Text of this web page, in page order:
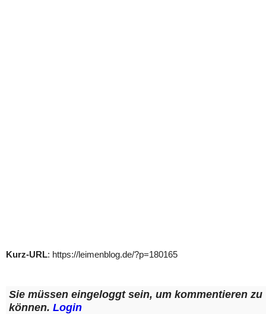
Kurz-URL: https://leimenblog.de/?p=180165
Sie müssen eingeloggt sein, um kommentieren zu
können. Login